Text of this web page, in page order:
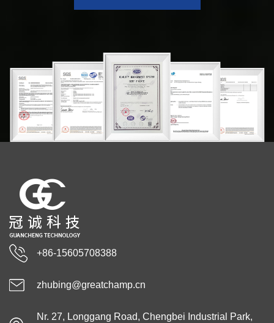
+86-15605708388
zhubing@greatchamp.cn
Nr. 27, Longgang Road, Chengbei Industrial Park,